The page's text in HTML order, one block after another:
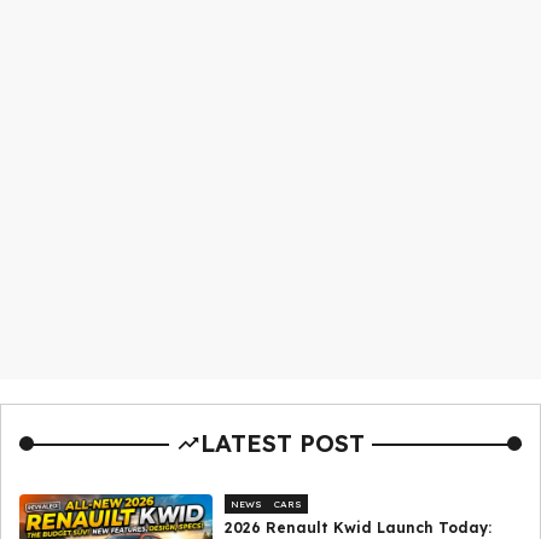
LATEST POST
NEWS CARS
2026 Renault Kwid Launch Today: